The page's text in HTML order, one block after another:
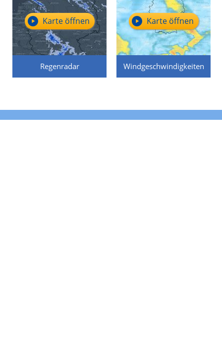
Regenradar
Karte öffnen
Windgeschwindigkeiten
Karte öffnen